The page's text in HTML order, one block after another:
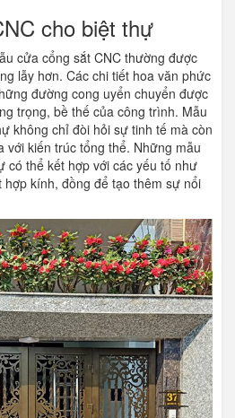
cho biệt thự
cửa cổng sắt CNC thường được
lẫy hơn. Các chi tiết hoa văn phức
đường cong uyển chuyển được
trọng, bề thế của công trình. Mẫu
không chỉ đòi hỏi sự tinh tế mà còn
với kiến trúc tổng thể. Những mẫu
có thể kết hợp với các yếu tố như
hợp kính, đồng để tạo thêm sự nổi